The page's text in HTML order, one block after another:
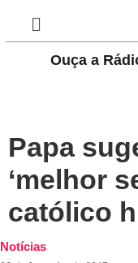
Ouça a
Papa
‘melhor
católico
Notícias